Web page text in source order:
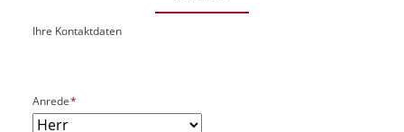
O
k
UIhre Kontaktdaten
P
f
Anrede*